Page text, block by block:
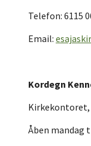
Telefon: 6115
Email:
Kordegn
Kirkekontoret,
Åben mandag